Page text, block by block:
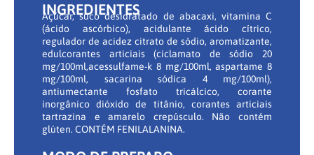
INGREDIENTES
Açúcar, suco desidratado de abacaxi, vitamina C
(ácido ascórbico), acidulante ácido cítrico,
regulador de acidez citrato de sódio, aromatizante,
edulcorantes articiais (ciclamato de sódio 20
mg/100ml,acessulfame-k 8 mg/100ml, aspartame 8
mg/100ml, sacarina sódica 4 mg/100ml),
antiumectante fosfato tricálcico, corante
inorgânico dióxido de titânio, corantes articiais
tartrazina e amarelo crepúsculo. Não contém
glúten. CONTÉM FENILALANINA.